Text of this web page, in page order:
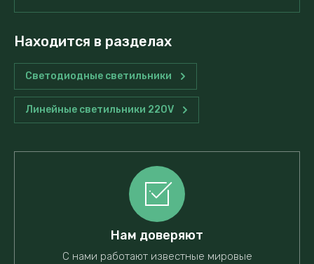
Находится в разделах
Светодиодные светильники
Линейные светильники 220V
Нам доверяют
С нами работают известные мировые